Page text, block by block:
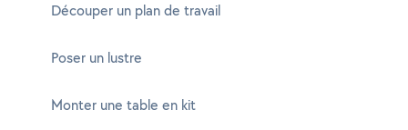
Découper un plan de travail
Poser un lustre
Monter une table en kit